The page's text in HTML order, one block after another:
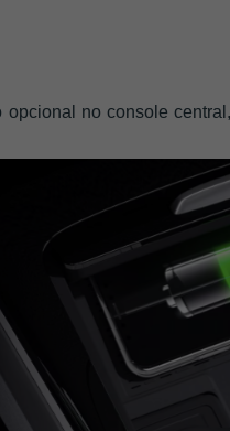
no console